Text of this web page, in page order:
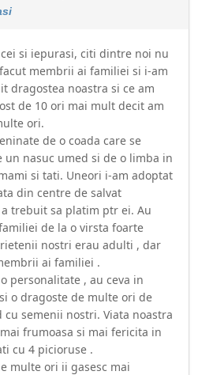
si iepurasi, citi dintre noi nu
membrii ai familiei si i-am
dragostea noastra si ce am
de 10 ori mai mult decit am
ori.
de o coada care se
nasuc umed si de o limba in
si tati. Uneori i-am adoptat
din centre de salvat
trebuit sa platim ptr ei. Au
de la o virsta foarte
nostri erau adulti , dar
ai familiei .
personalitate , au ceva in
o dragoste de multe ori de
semenii nostri. Viata noastra
frumoasa si mai fericita in
cu 4 picioruse .
multe ori ii gasesc mai